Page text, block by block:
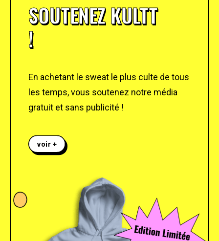
SOUTENEZ KULTT
!
En achetant le sweat le plus culte de tous
les temps, vous soutenez notre média
gratuit et sans publicité !
voir +